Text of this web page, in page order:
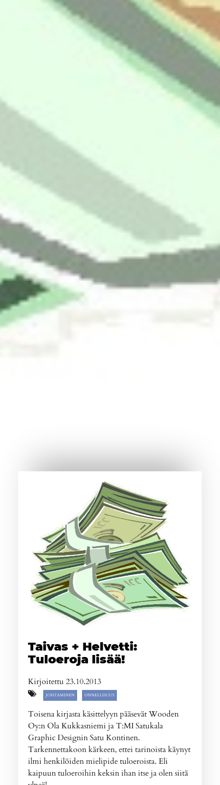
Taivas + Helvetti:
Tuloeroja lisää!
Kirjoitettu 23.10.2013
JOHTAMINEN ONNELLISUUS
Toisena kirjasta käsittelyyn pääsevät Wooden
Oy:n Ola Kukkasniemi ja T:MI Satukala
Graphic Designin Satu Kontinen.
Tarkennettakoon kärkeen, ettei tarinoista käynyt
ilmi henkilöiden mielipide tuloeroista. Eli
kaipuun tuloeroihin keksin ihan itse ja olen siitä